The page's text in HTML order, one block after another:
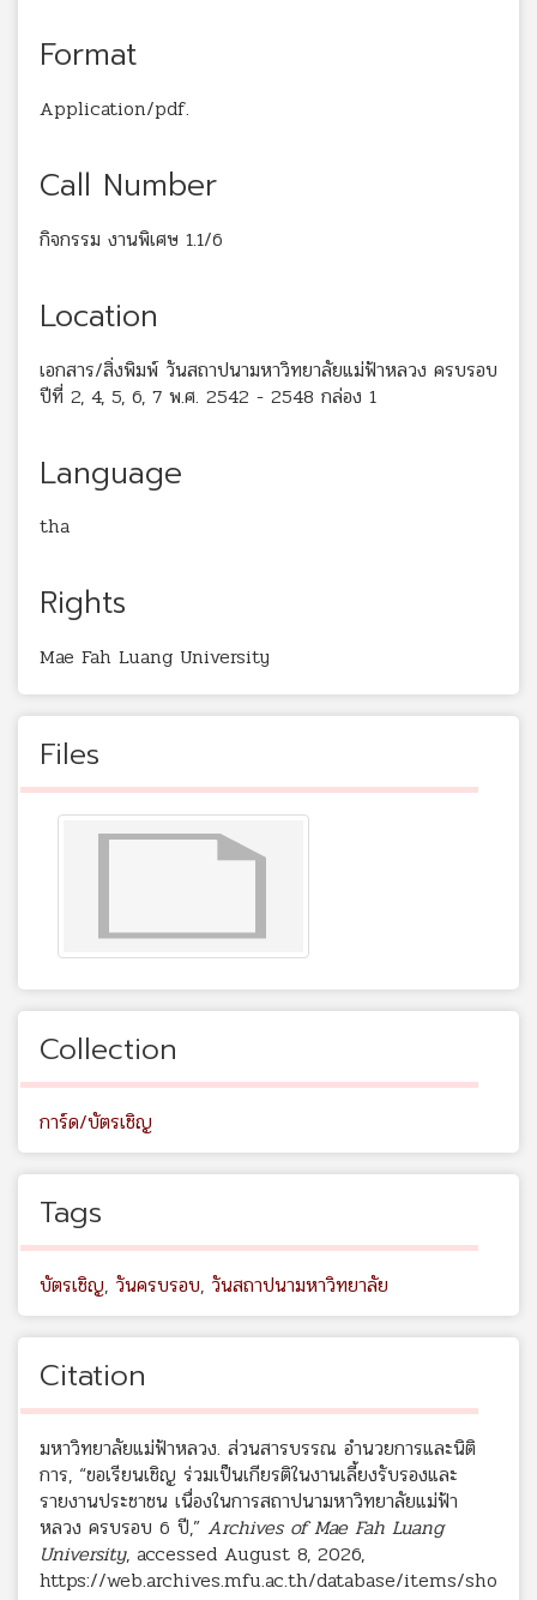
Format
Application/pdf.
Call Number
กิจกรรม งานพิเศษ 1.1/6
Location
เอกสาร/สิ่งพิมพ์ วันสถาปนามหาวิทยาลัยแม่ฟ้าหลวง ครบรอบ
ปีที่ 2, 4, 5, 6, 7 พ.ศ. 2542 - 2548 กล่อง 1
Language
tha
Rights
Mae Fah Luang University
Files
Collection
การ์ด/บัตรเชิญ
Tags
บัตรเชิญ, วันครบรอบ, วันสถาปนามหาวิทยาลัย
Citation
มหาวิทยาลัยแม่ฟ้าหลวง. ส่วนสารบรรณ อำนวยการและนิติ
การ, “ขอเรียนเชิญ ร่วมเป็นเกียรติในงานเลี้ยงรับรองและ
รายงานประชาชน เนื่องในการสถาปนามหาวิทยาลัยแม่ฟ้า
หลวง ครบรอบ 6 ปี,” Archives of Mae Fah Luang
University, accessed August 8, 2026,
https://web.archives.mfu.ac.th/database/items/sho